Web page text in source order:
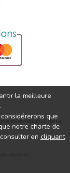
la meilleure
que
notre charte de
en cliquant